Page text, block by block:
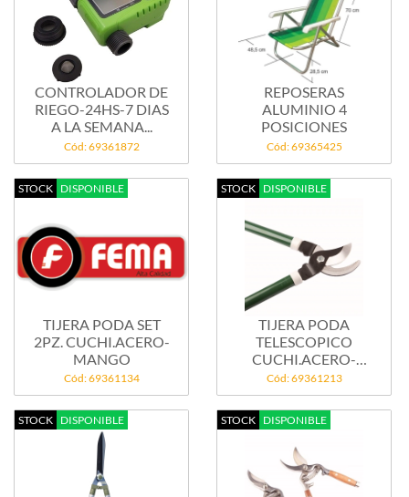
CONTROLADOR DE
RIEGO-24HS-7 DIAS
A LA SEMANA...
Cód: 69361872
REPOSERAS
ALUMINIO 4
POSICIONES
Cód: 69365425
STOCK DISPONIBLE
TIJERA PODA SET
2PZ. CUCHI.ACERO-
MANGO
Cód: 69361134
STOCK DISPONIBLE
TIJERA PODA
TELESCOPICO
CUCHI.ACERO-
MANGO...
Cód: 69361213
STOCK DISPONIBLE STOCK DISPONIBLE